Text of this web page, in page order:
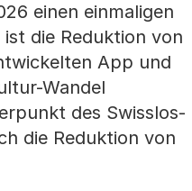
einen einmaligen
die Reduktion von
App und
Wandel
des Swisslos-
die Reduktion von